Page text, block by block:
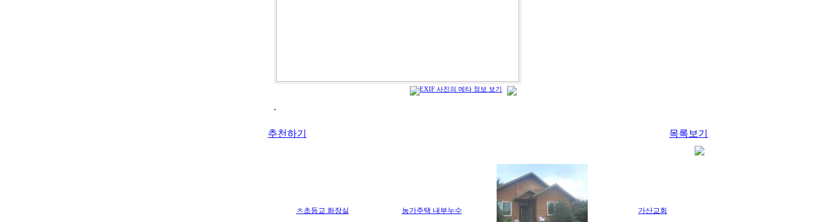
.
추천하기 목록보기
ㅊ초등교 화장실 농가주택 내부누수 가산교회